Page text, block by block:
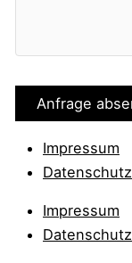
Impressum
Datenschutz
Impressum
Datenschutz